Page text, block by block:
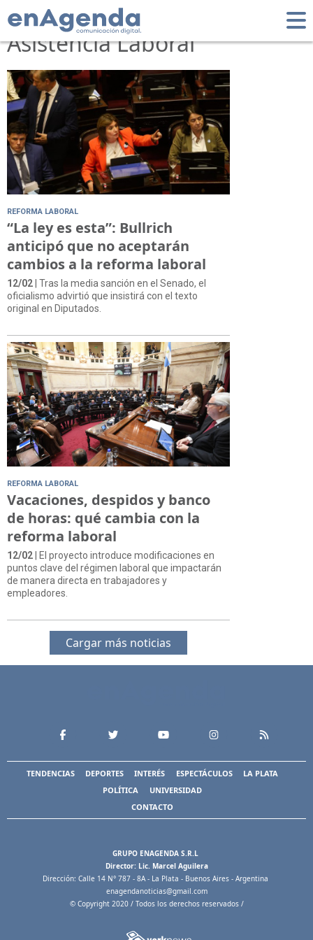
Tag: Fondo de
Asistencia Laboral
REFORMA LABORAL
“La ley es esta”: Bullrich
anticipó que no aceptarán
cambios a la reforma laboral
12/02 | Tras la media sanción en el Senado, el
oficialismo advirtió que insistirá con el texto
original en Diputados.
REFORMA LABORAL
Vacaciones, despidos y banco
de horas: qué cambia con la
reforma laboral
12/02 | El proyecto introduce modificaciones en
puntos clave del régimen laboral que impactarán
de manera directa en trabajadores y
empleadores.
Cargar más noticias
TENDENCIAS DEPORTES INTERÉS ESPECTÁCULOS
LA PLATA
POLÍTICA
UNIVERSIDAD
CONTACTO
GRUPO ENAGENDA S.R.L
Director: Lic. Marcel Aguilera
Dirección: Calle 14 N° 787 - 8A - La Plata - Buenos Aires - Argentina
enagendanoticias@gmail.com
© Copyright 2020 / Todos los derechos reservados /